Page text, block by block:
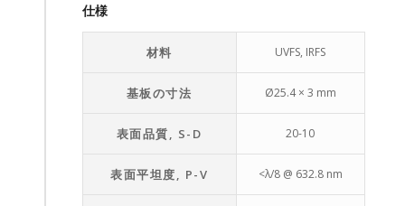
仕様
材料 UVFS, IRFS
基板の寸法 Ø25.4 × 3 mm
表面品質, S-D 20-10
表面平坦度, P-V <λ/8 @ 632.8 nm